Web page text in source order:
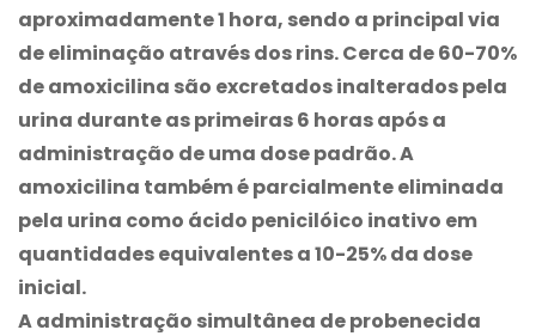
aproximadamente 1 hora, sendo a principal via
de eliminação através dos rins. Cerca de 60-70%
de amoxicilina são excretados inalterados pela
urina durante as primeiras 6 horas após a
administração de uma dose padrão. A
amoxicilina também é parcialmente eliminada
pela urina como ácido penicilóico inativo em
quantidades equivalentes a 10-25% da dose
inicial.
A administração simultânea de probenecida